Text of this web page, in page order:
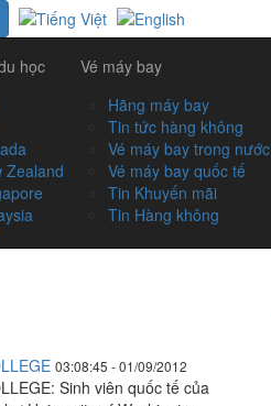
học
Zealand
Vé máy bay
Hãng máy bay
Tin tức hàng không
Vé máy bay trong nước
Vé máy bay quốc tế
Tin Khuyến mãi
Tin Hàng không
03:08:45 - 01/09/2012
Sinh viên quốc tế của